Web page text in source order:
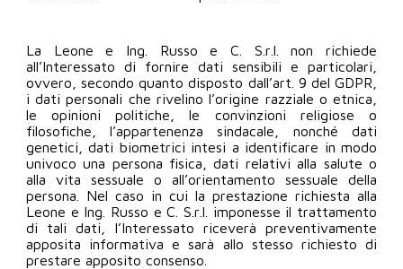
La Leone e Ing. Russo e C. S.r.l. non richiede
all’Interessato di fornire dati sensibili e particolari,
ovvero, secondo quanto disposto dall’art. 9 del GDPR,
i dati personali che rivelino l’origine razziale o etnica,
le opinioni politiche, le convinzioni religiose o
filosofiche, l’appartenenza sindacale, nonché dati
genetici, dati biometrici intesi a identificare in modo
univoco una persona fisica, dati relativi alla salute o
alla vita sessuale o all’orientamento sessuale della
persona. Nel caso in cui la prestazione richiesta alla
Leone e Ing. Russo e C. S.r.l. imponesse il trattamento
di tali dati, l’Interessato riceverà preventivamente
apposita informativa e sarà allo stesso richiesto di
prestare apposito consenso.